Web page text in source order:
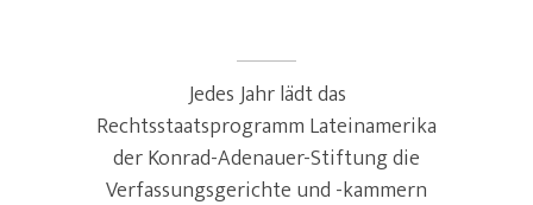
Jedes Jahr lädt das
Rechtsstaatsprogramm Lateinamerika
der Konrad-Adenauer-Stiftung die
Verfassungsgerichte und -kammern